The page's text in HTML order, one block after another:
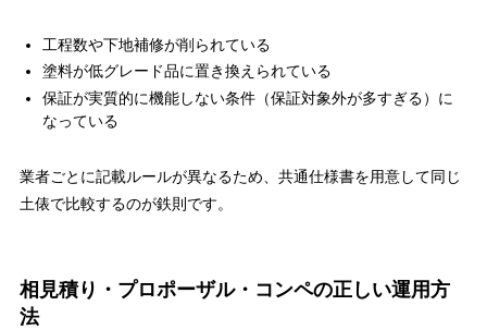
工程数や下地補修が削られている
塗料が低グレード品に置き換えられている
保証が実質的に機能しない条件（保証対象外が多すぎる）に
なっている
業者ごとに記載ルールが異なるため、共通仕様書を用意して同じ
土俵で比較するのが鉄則です。
相見積り・プロポーザル・コンペの正しい運用方
法